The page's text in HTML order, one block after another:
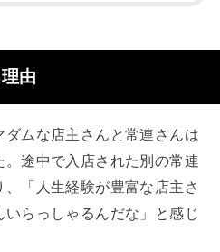
由
ムな店主さんと常連さんは
途中で入店された別の常連
「人生経験が豊富な店主さ
らっしゃるんだな」と感じ